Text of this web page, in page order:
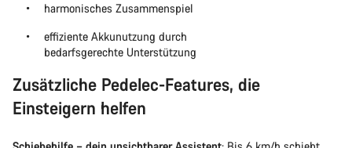
harmonisches Zusammenspiel
effiziente Akkunutzung durch
bedarfsgerechte Unterstützung
Zusätzliche Pedelec-Features, die
Einsteigern helfen